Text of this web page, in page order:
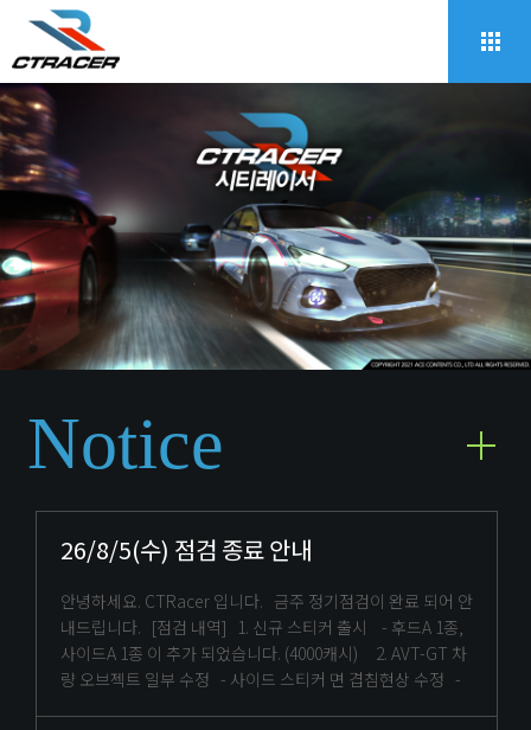
Notice
26/8/5(수) 점검 종료 안내
안녕하세요. CTRacer 입니다. 금주 정기점검이 완료 되어 안
내드립니다. [점검 내역] 1. 신규 스티커 출시 - 후드A 1종,
사이드A 1종 이 추가 되었습니다. (4000캐시) 2. AVT-GT 차
량 오브젝트 일부 수정 - 사이드 스티커 면 겹침현상 수정 -